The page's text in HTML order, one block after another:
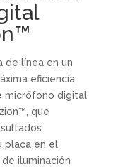
de línea en un
eficiencia,
micrófono digital
que
placa en el
iluminación